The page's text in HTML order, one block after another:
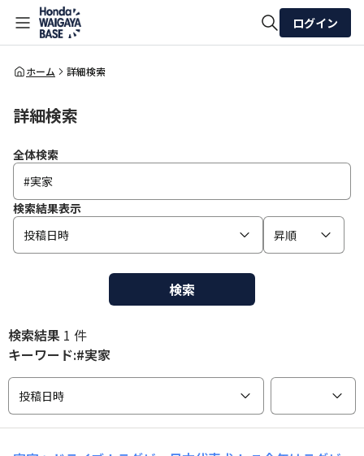
全体検索
ログイン
ホーム 詳細検索
詳細検索
全体検索
検索結果表示
投稿日時
昇順
検索
検索結果 1 件
キーワード:#実家
投稿日時